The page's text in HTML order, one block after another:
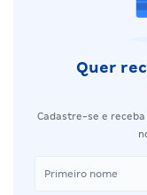
Quer
Cadastre-se e